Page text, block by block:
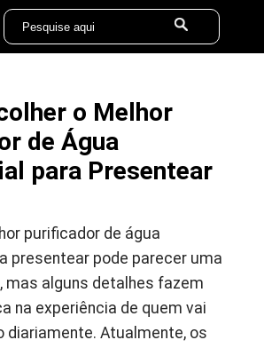
o Melhor
de Água
para Presentear
purificador de água
presentear pode parecer uma
mas alguns detalhes fazem
na experiência de quem vai
diariamente. Atualmente, os